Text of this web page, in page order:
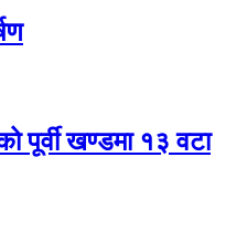
पूर्वी खण्डमा १३ वटा